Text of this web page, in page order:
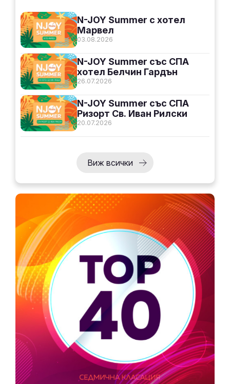
03.08.2026
N-JOY Summer с хотел
Марвел
26.07.2026
N-JOY Summer със СПА
хотел Белчин Гардън
20.07.2026
N-JOY Summer със СПА
Ризорт Св. Иван Рилски
Виж всички